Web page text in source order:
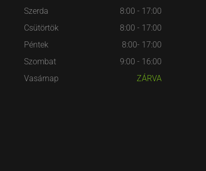
Szerda
8:00 - 17:00
Csütörtök
8:00 - 17:00
Péntek
8:00- 17:00
Szombat
9:00 - 16:00
Vasárnap
ZÁRVA